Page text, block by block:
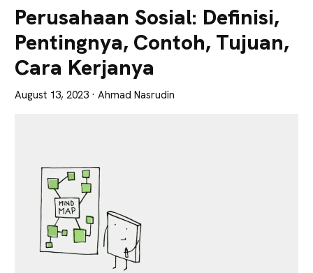
Tajam
Perusahaan Sosial: Definisi,
Pentingnya, Contoh, Tujuan,
Cara Kerjanya
August 13, 2023 · Ahmad Nasrudin